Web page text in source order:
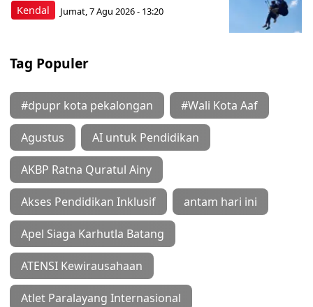
Kendal Jumat, 7 Agu 2026 - 13:20
Tag Populer
#dpupr kota pekalongan #Wali Kota Aaf
Agustus AI untuk Pendidikan
AKBP Ratna Quratul Ainy
Akses Pendidikan Inklusif antam hari ini
Apel Siaga Karhutla Batang
ATENSI Kewirausahaan
Atlet Paralayang Internasional